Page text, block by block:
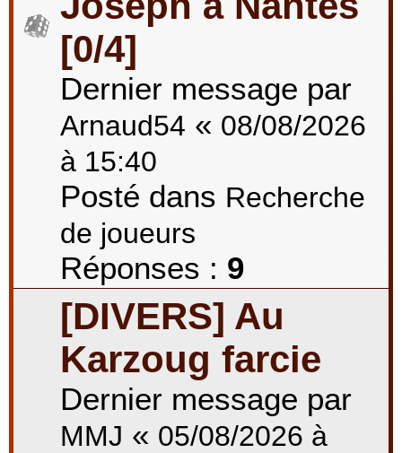
[0/4]
Dernier message par
Arnaud54 « 08/08/2026
à 15:40
Posté dans Recherche
de joueurs
Réponses : 9
[DIVERS] Au
Karzoug farcie
Dernier message par
MMJ « 05/08/2026 à